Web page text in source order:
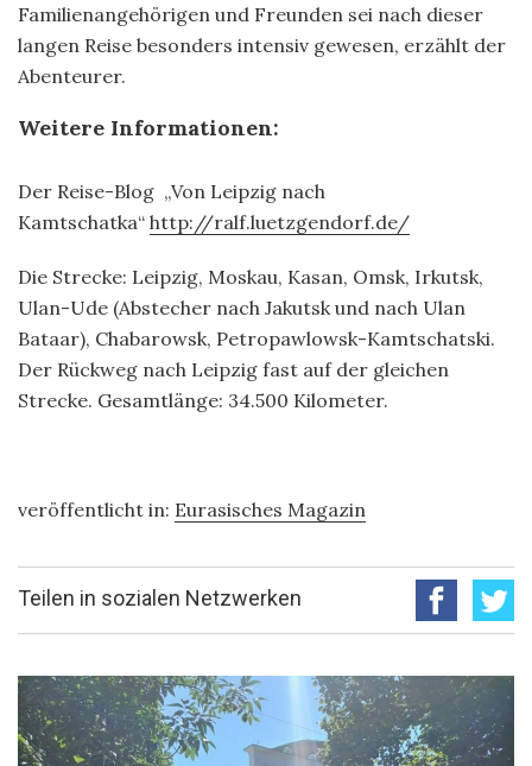
Familienangehörigen und Freunden sei nach dieser
langen Reise besonders intensiv gewesen, erzählt der
Abenteurer.
Weitere Informationen:
Der Reise-Blog „Von Leipzig nach
Kamtschatka“ http://ralf.luetzgendorf.de/
Die Strecke: Leipzig, Moskau, Kasan, Omsk, Irkutsk,
Ulan-Ude (Abstecher nach Jakutsk und nach Ulan
Bataar), Chabarowsk, Petropawlowsk-Kamtschatski.
Der Rückweg nach Leipzig fast auf der gleichen
Strecke. Gesamtlänge: 34.500 Kilometer.
veröffentlicht in: Eurasisches Magazin
Teilen in sozialen Netzwerken